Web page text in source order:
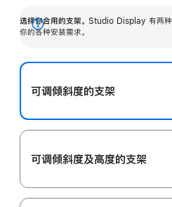
选择你合用的支架。 Studio Display 有两种
你的各种安装需求。
展
可调倾斜度的支架
可调倾斜度及高‍度的支‍架